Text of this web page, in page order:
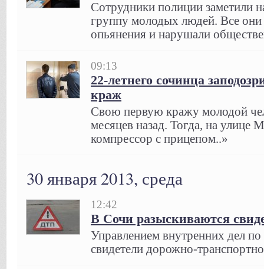
Сотрудники полиции заметили
группу молодых людей. Все они
опьянения и нарушали
09:13
22-летнего сочинца
краж
Свою первую кражу молодой
месяцев назад. Тогда, на улице
компрессор с прицепом..»
30 января 2013, среда
12:42
В Сочи разыскиваются
Управлением внутренних дел
свидетели дорожно-